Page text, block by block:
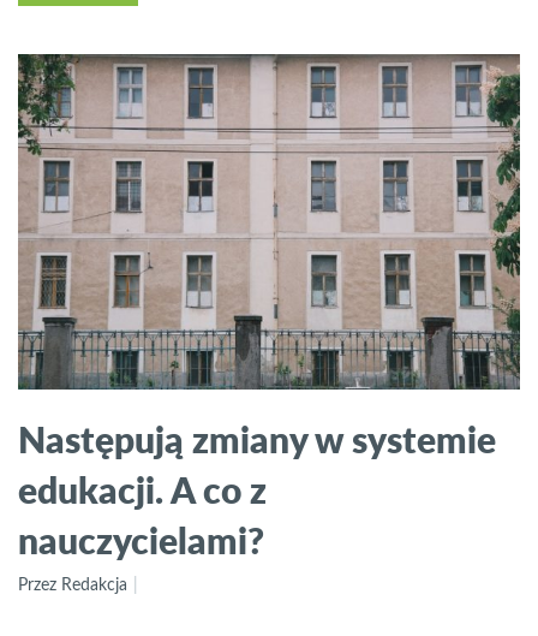
Następują zmiany w systemie
edukacji. A co z
nauczycielami?
Przez Redakcja